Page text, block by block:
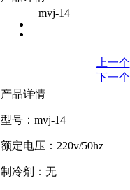
mvj-14
上一个
下一个
产品详情
型号：mvj-14
额定电压：220v/50hz
制冷剂：无